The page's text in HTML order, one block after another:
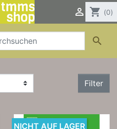
 shopping_cart (0)

Filter
NICHT AUF LAGER